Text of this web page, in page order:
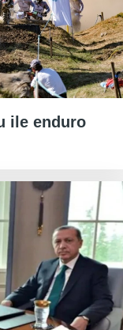
ile enduro